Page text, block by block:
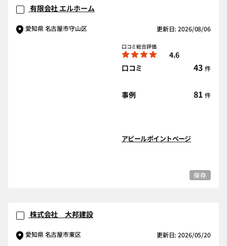
有限会社 エルホーム
愛知県 名古屋市守山区 更新日: 2026/08/06
口コミ総合評価
4.6
口コミ
43 件
事例 81 件
アピールポイントページ
保存
株式会社 大邦建設
愛知県 名古屋市東区 更新日: 2026/05/20